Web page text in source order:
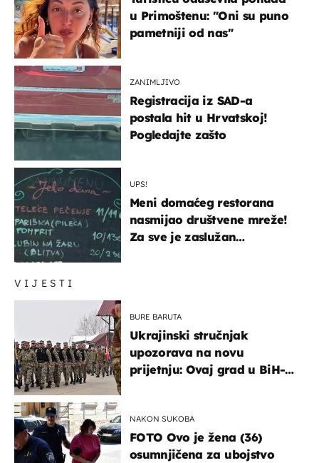
VIJESTI
BURE BARUTA
Ukrajinski stručnjak
upozorava na novu
prijetnju: Ovaj grad u BiH-u
NAKON SUKOBA
FOTO Ovo je žena (36)
osumnjičena za ubojstvo
u Primoštenu: "Oni su puno
pametniji od nas"
ZANIMLJIVO
Registracija iz SAD-a
postala hit u Hrvatskoj!
Pogledajte zašto
UPS!
Meni domaćeg restorana
nasmijao društvene mreže!
Za sve je zaslužan